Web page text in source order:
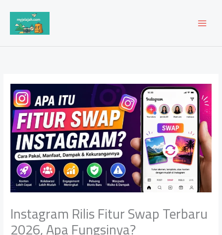
konten
Instagram Rilis Fitur Swap Terbaru
2026, Apa Fungsinya?